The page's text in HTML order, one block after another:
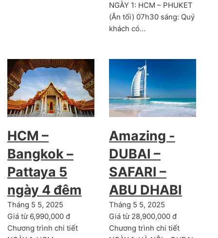
NGÀY 1: HCM – PHUKET
(Ăn tối) 07h30 sáng: Quý
khách có…
HCM –
Bangkok –
Pattaya 5
ngày 4 đêm
Tháng 5 5, 2025
Giá từ 6,990,000 đ
Chương trình chi tiết
Amazing -
DUBAI –
SAFARI –
ABU DHABI
Tháng 5 5, 2025
Giá từ 28,900,000 đ
Chương trình chi tiết